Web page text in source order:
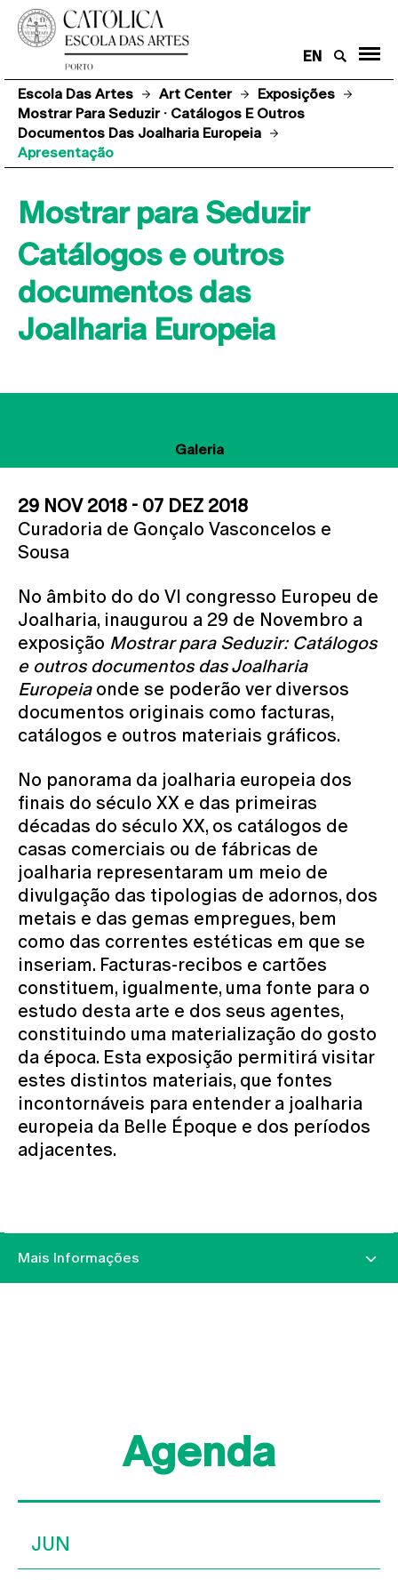
EN
Escola Das Artes Art Center
Exposições
Mostrar Para Seduzir · Catálogos E Outros
Documentos Das Joalharia Europeia
Apresentação
Mostrar para Seduzir
Catálogos e outros
documentos das
Joalharia Europeia
Galeria
29 NOV 2018 - 07 DEZ 2018
Curadoria de Gonçalo Vasconcelos e
Sousa
No âmbito do do VI congresso Europeu de
Joalharia, inaugurou a 29 de Novembro a
exposição Mostrar para Seduzir: Catálogos
e outros documentos das Joalharia
Europeiaonde se poderão ver diversos
documentos originais como facturas,
catálogos e outros materiais gráficos.
No panorama da joalharia europeia dos
finais do século XX e das primeiras
décadas do século XX, os catálogos de
casas comerciais ou de fábricas de
joalharia representaram um meio de
divulgação das tipologias de adornos, dos
metais e das gemas empregues, bem
como das correntes estéticas em que se
inseriam. Facturas-recibos e cartões
constituem, igualmente, uma fonte para o
estudo desta arte e dos seus agentes,
constituindo uma materialização do gosto
da época. Esta exposição permitirá visitar
estes distintos materiais, que fontes
incontornáveis para entender a joalharia
europeia da Belle Époque e dos períodos
adjacentes.
Mais Informações
Agenda
JUN